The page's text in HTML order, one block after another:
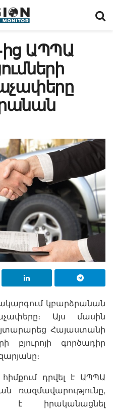
ից ԱՊՊԱ
կբարձրանան
Այս մասին
Հայաստանի
բյուրոյի գործադիր
դրվել է ԱՊՊԱ
ռազմավարությունը,
է իրականացնել